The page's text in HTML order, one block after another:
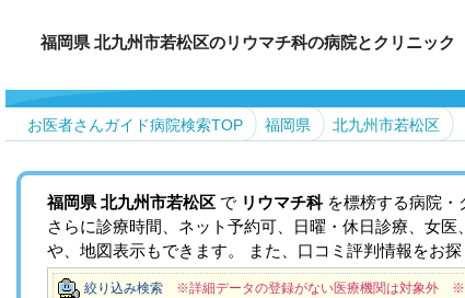
福岡県 北九州市若松区のリウマチ科の病院とクリニック
お医者さんガイド病院検索TOP 福岡県 北九州市若松区
福岡県 北九州市若松区 で リウマチ科を標榜する病院・
さらに診療時間、ネット予約可、日曜・休日診療、女
や、地図表示もできます。 また、口コミ評判情報をお
絞り込み検索 ※詳細データの登録がない医療機関は対象外 ※